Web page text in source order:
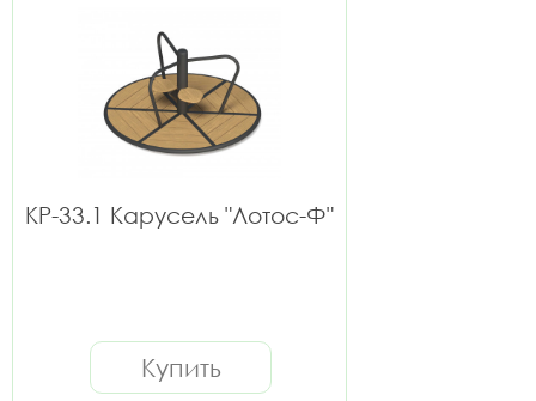
КР-33.1 Карусель "Лотос-Ф"
Купить